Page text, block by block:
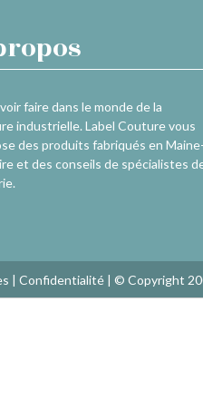
faire dans le monde de la
industrielle. Label Couture vous
des produits fabriqués en Maine-
et des conseils de spécialistes
| Confidentialité| © Copyright